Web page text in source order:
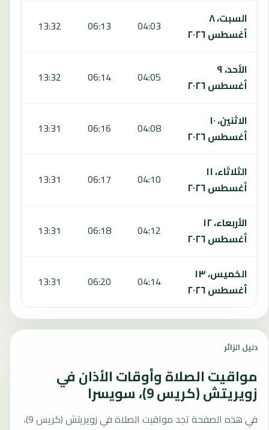
السبت، ٨
أغسطس ٢٠٢٦
04:03
06:13
13:32
الأحد، ٩
أغسطس ٢٠٢٦
04:05
06:14
13:32
الاثنين، ١٠
أغسطس ٢٠٢٦
04:08
06:16
13:31
الثلاثاء، ١١
أغسطس ٢٠٢٦
04:10
06:17
13:31
الأربعاء، ١٢
أغسطس ٢٠٢٦
04:12
06:18
13:31
الخميس، ١٣
أغسطس ٢٠٢٦
04:14
06:20
13:31
دليل الزائر
مواقيت الصلاة وأوقات الأذان في
زويريتش (كريس 9)، سويسرا
في هذه الصفحة تجد مواقيت الصلاة في زويريتش (كريس 9)،